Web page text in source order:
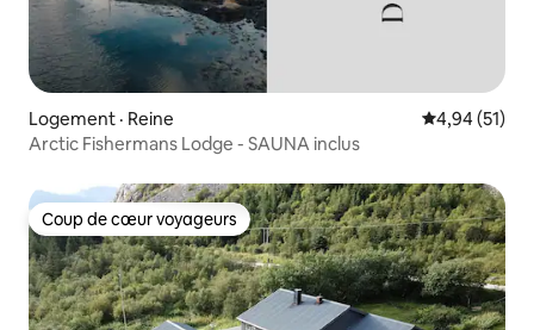
Logement · Reine Note
4,94 (51)
Arctic Fishermans Lodge - SAUNA inclus
Coup de cœur voyageurs
Coup de cœur voyageurs